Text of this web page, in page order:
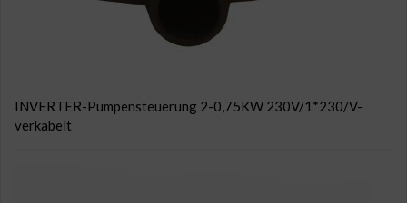
INVERTER-Pumpensteuerung 2-0,75KW 230V/1*230/V-
verkabelt